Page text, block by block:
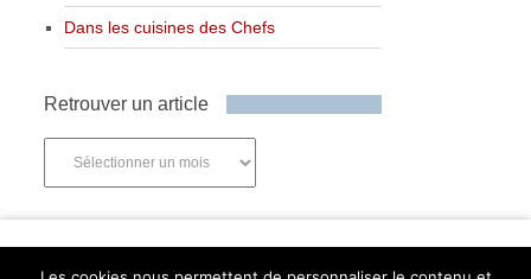
Dans les cuisines des Chefs
Retrouver un article